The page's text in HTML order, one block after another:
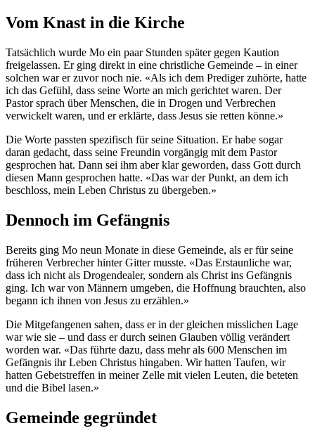
Vom Knast in die Kirche
Tatsächlich wurde Mo ein paar Stunden später gegen Kaution
freigelassen. Er ging direkt in eine christliche Gemeinde – in einer
solchen war er zuvor noch nie. «Als ich dem Prediger zuhörte, hatte
ich das Gefühl, dass seine Worte an mich gerichtet waren. Der
Pastor sprach über Menschen, die in Drogen und Verbrechen
verwickelt waren, und er erklärte, dass Jesus sie retten könne.»
Die Worte passten spezifisch für seine Situation. Er habe sogar
daran gedacht, dass seine Freundin vorgängig mit dem Pastor
gesprochen hat. Dann sei ihm aber klar geworden, dass Gott durch
diesen Mann gesprochen hatte. «Das war der Punkt, an dem ich
beschloss, mein Leben Christus zu übergeben.»
Dennoch im Gefängnis
Bereits ging Mo neun Monate in diese Gemeinde, als er für seine
früheren Verbrecher hinter Gitter musste. «Das Erstaunliche war,
dass ich nicht als Drogendealer, sondern als Christ ins Gefängnis
ging. Ich war von Männern umgeben, die Hoffnung brauchten, also
begann ich ihnen von Jesus zu erzählen.»
Die Mitgefangenen sahen, dass er in der gleichen misslichen Lage
war wie sie – und dass er durch seinen Glauben völlig verändert
worden war. «Das führte dazu, dass mehr als 600 Menschen im
Gefängnis ihr Leben Christus hingaben. Wir hatten Taufen, wir
hatten Gebetstreffen in meiner Zelle mit vielen Leuten, die beteten
und die Bibel lasen.»
Gemeinde gegründet